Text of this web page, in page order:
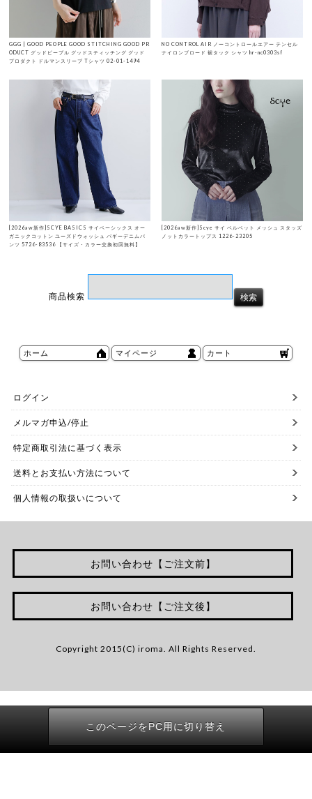
GGG | GOOD PEOPLE GOOD STITCHING GOOD PR
ODUCT グッドピープル グッドスティッチング グッド
プロダクト ドルマンスリーブ Tシャツ 02-01-1494
NO CONTROL AIR ノーコントロールエアー テンセル
ナイロンブロード 裾タック シャツ hr-nc0303sf
[2026aw新作]SCYE BASICS サイベーシックス オー
ガニックコットン ユーズドウォッシュ バギーデニムパ
ンツ 5726-83536 【サイズ・カラー交換初回無料】
[2026aw新作]Scye サイ ベルベット メッシュ スタッズ
ノットカラートップス 1226-23205
商品検索
ホーム マイページ カート
ログイン
メルマガ申込/停止
特定商取引法に基づく表示
送料とお支払い方法について
個人情報の取扱いについて
お問い合わせ【ご注文前】
お問い合わせ【ご注文後】
Copyright 2015(C) iroma. All Rights Reserved.
このページをPC用に切り替え